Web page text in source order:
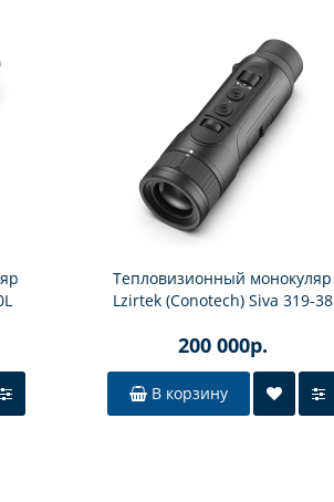
Тепловизионный монокуляр
Lzirtek (Conotech) Siva 319-38
200 000р.
В корзину